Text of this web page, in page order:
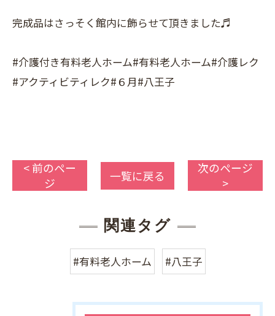
完成品はさっそく館内に飾らせて頂きました♬
#介護付き有料老人ホーム#有料老人ホーム#介護レク
#アクティビティレク#６月#八王子
< 前のペー
ジ
一覧に戻る
次のページ
>
関連タグ
#有料老人ホーム #八王子